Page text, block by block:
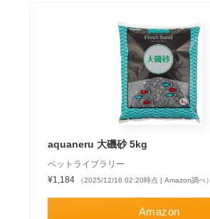
aquaneru 大磯砂 5kg
ペットライブラリー
¥1,184
（2025/12/16 02:20時点 | Amazon調べ）
Amazon